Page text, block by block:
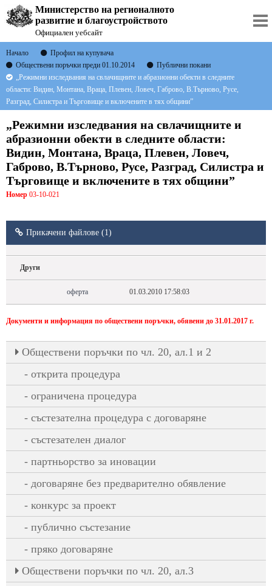
Министерство на регионалното
развитие и благоустройството
Официален уебсайт
Начало
Профил на купувача
Обществени поръчки преди 01.10.2014
Публични покани
„Режимни изследвания на свлачищните и абразионни обекти в следните
области: Видин, Монтана, Враца, Плевен, Ловеч, Габрово, В.Търново, Русе,
Разград, Силистра и Търговище и включените в тях общини”
„Режимни изследвания на свлачищните и
абразионни обекти в следните области:
Видин, Монтана, Враца, Плевен, Ловеч,
Габрово, В.Търново, Русе, Разград, Силистра и
Търговище и включените в тях общини”
Номер 03-10-021
Прикачени файлове (1)
Други
оферта 01.03.2010 17:58:03
Документи и информация по обществени поръчки, обявени до 31.01.2017 г.
Oбществени поръчки по чл. 20, ал.1 и 2
открита процедура
ограничена процедура
състезателна процедура с договаряне
състезателен диалог
партньорство за иновации
договаряне без предварително обявление
конкурс за проект
публично състезание
пряко договаряне
Oбществени поръчки по чл. 20, ал.3